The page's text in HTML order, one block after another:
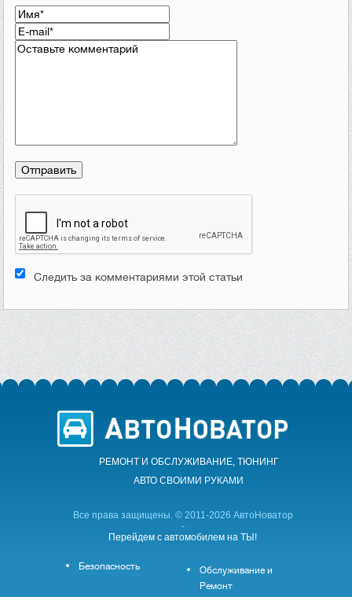
Следить за комментариями этой статьи
РЕМОНТ И ОБСЛУЖИВАНИЕ, ТЮНИНГ
АВТО CВОИМИ РУКАМИ
Все права защищены. © 2011-2026 АвтоНоватор
-
Перейдем с автомобилем на ТЫ!
Безопасность
Обслуживание и
Ремонт